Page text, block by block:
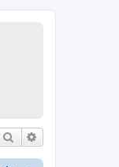
Cerca